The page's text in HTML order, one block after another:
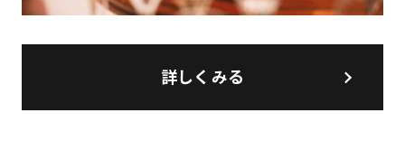
詳しくみる